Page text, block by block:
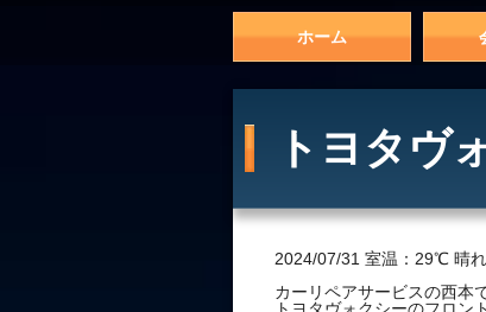
ホーム
トヨタヴ
インドリペ
2024/07/31 室温：29℃ 晴れ
カーリペアサービスの西本